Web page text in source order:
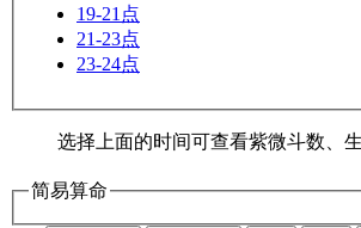
19-21点
21-23点
23-24点
选择上面的时间可查看紫微斗数、
简易算命